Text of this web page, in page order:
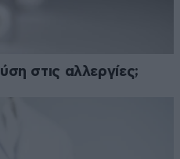
στις αλλεργίες;